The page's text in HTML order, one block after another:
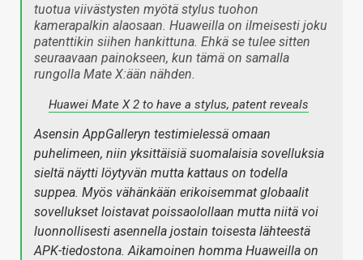
tuotua viivästysten myötä stylus tuohon
kamerapalkin alaosaan. Huaweilla on ilmeisesti joku
patenttikin siihen hankittuna. Ehkä se tulee sitten
seuraavaan painokseen, kun tämä on samalla
rungolla Mate X:ään nähden.
Huawei Mate X 2 to have a stylus, patent reveals
Asensin AppGalleryn testimielessä omaan
puhelimeen, niin yksittäisiä suomalaisia sovelluksia
sieltä näytti löytyvän mutta kattaus on todella
suppea. Myös vähänkään erikoisemmat globaalit
sovellukset loistavat poissaolollaan mutta niitä voi
luonnollisesti asennella jostain toisesta lähteestä
APK-tiedostona. Aikamoinen homma Huaweilla on